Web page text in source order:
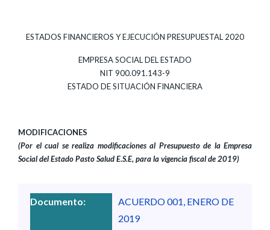
ESTADOS FINANCIEROS Y EJECUCIÓN PRESUPUESTAL 2020
EMPRESA SOCIAL DEL ESTADO
NIT 900.091.143-9
ESTADO DE SITUACIÓN FINANCIERA
MODIFICACIONES
(Por el cual se realiza modificaciones al Presupuesto de la Empresa
Social del Estado Pasto Salud E.S.E, para la vigencia fiscal de 2019)
ACUERDO 001, ENERO DE
2019